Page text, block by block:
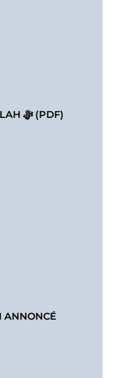
APPRÉHENDER ALLAH ﷻ (PDF)
ANNONCÉ